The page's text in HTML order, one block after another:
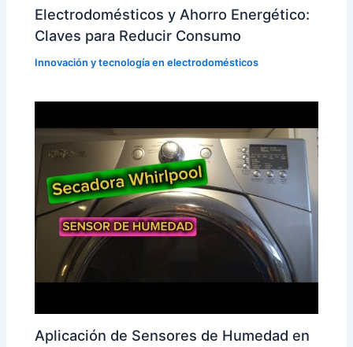
Electrodomésticos y Ahorro Energético:
Claves para Reducir Consumo
Innovación y tecnología en electrodomésticos
Aplicación de Sensores de Humedad en